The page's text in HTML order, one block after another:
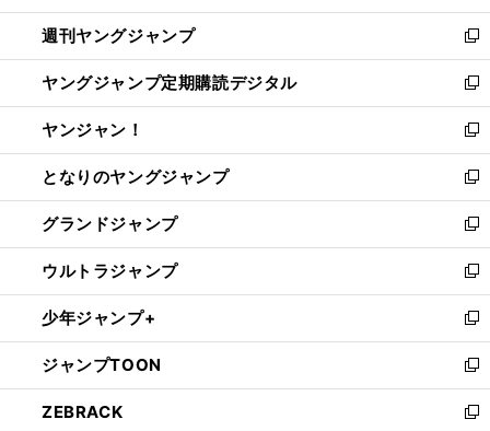
開
く
ウ
で
開
く
ン
ド
ウ
で
開
く
ウ
ィ
ン
ド
ウ
で
開
く
週刊ヤングジャンプ
新
し
い
ウ
ィ
ン
ド
ウ
で
開
く
ヤングジャンプ定期購読デジタル
新
し
い
ウ
ィ
ン
ド
ウ
で
開
く
ヤンジャン！
新
し
い
ウ
ィ
ン
ド
ウ
で
開
く
となりのヤングジャンプ
新
し
い
ウ
ィ
ン
ド
ウ
で
開
く
グランドジャンプ
新
し
い
ウ
ィ
ン
ド
ウ
で
ウルトラジャンプ
新
し
い
ウ
ィ
ン
ド
少年ジャンプ+
新
し
い
ウ
ィ
ジャンプTOON
新
し
い
ZEBRACK
新